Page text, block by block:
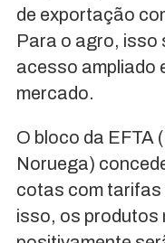
de exportação
Para o agro, isso
acesso ampliado
mercado.
O bloco da EFTA
Noruega)
cotas com tarifas
isso, os produtos